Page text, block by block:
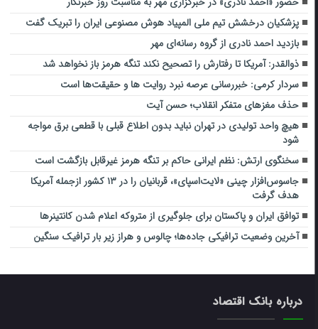
پزشکیان درخشش تیم ملی المپیاد هوش مصنوعی ایران را تبریک گفت
بازدید احمد نادری از گروه رسانه‌ای مهر
ذوالقدر: آمریکا تا رفتارش را تصحیح نکند تنگه هرمز باز نخواهد شد
سردار کرمی: خبررسانی عرصه نبرد روایت ها و حقیقت‌ها است
حذف مغزهای متفکر انقلاب؛ حسن آیت
هیچ واحد تولیدی در تهران نباید بدون اطلاع قبلی با قطعی برق مواجه
شود
سخنگوی ارتش: نظم ایرانی حاکم بر تنگه هرمز غیرقابل بازگشت است
جاسوس‌افزار چینی «لایت‌اسپای»، قربانیان را در ۱۳ کشور ازجمله آمریکا
هدف گرفت
توافق ایران و پاکستان برای جلوگیری از متروکه اعلام شدن کانتینرها
آخرین وضعیت ترافیکی جاده‌ها؛ چالوس و هراز زیر بار ترافیک سنگین
درباره بانک اقتصاد